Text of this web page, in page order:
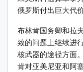
俄罗斯付出巨大代价
布林肯国务卿和拉
致的问题上继续进
核武器的途径方面
肯对亚美尼亚和阿